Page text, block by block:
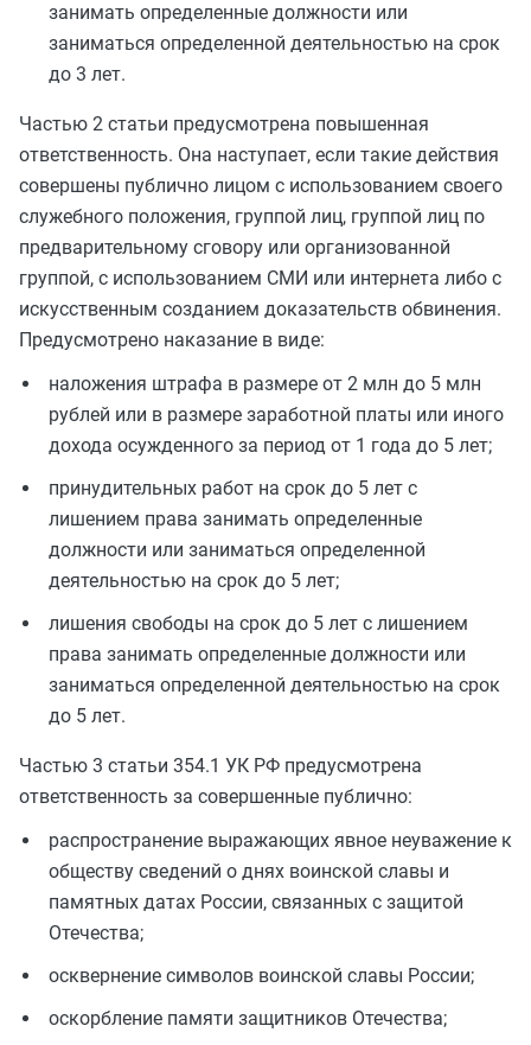
занимать определенные должности или
заниматься определенной деятельностью на срок
до 3 лет.
Частью 2 статьи предусмотрена повышенная
ответственность. Она наступает, если такие действия
совершены публично лицом с использованием своего
служебного положения, группой лиц, группой лиц по
предварительному сговору или организованной
группой, с использованием СМИ или интернета либо с
искусственным созданием доказательств обвинения.
Предусмотрено наказание в виде:
наложения штрафа в размере от 2 млн до 5 млн
рублей или в размере заработной платы или иного
дохода осужденного за период от 1 года до 5 лет;
принудительных работ на срок до 5 лет с
лишением права занимать определенные
должности или заниматься определенной
деятельностью на срок до 5 лет;
лишения свободы на срок до 5 лет с лишением
права занимать определенные должности или
заниматься определенной деятельностью на срок
до 5 лет.
Частью 3 статьи 354.1 УК РФ предусмотрена
ответственность за совершенные публично:
распространение выражающих явное неуважение к
обществу сведений о днях воинской славы и
памятных датах России, связанных с защитой
Отечества;
осквернение символов воинской славы России;
оскорбление памяти защитников Отечества;